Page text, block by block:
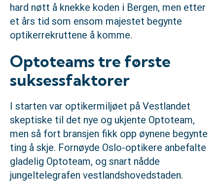
hard nøtt å knekke koden i Bergen, men etter
et års tid som ensom majestet begynte
optikerrekruttene å komme.
Optoteams tre første
suksessfaktorer
I starten var optikermiljøet på Vestlandet
skeptiske til det nye og ukjente Optoteam,
men så fort bransjen fikk opp øynene begynte
ting å skje. Fornøyde Oslo-optikere anbefalte
gladelig Optoteam, og snart nådde
jungeltelegrafen vestlandshovedstaden.